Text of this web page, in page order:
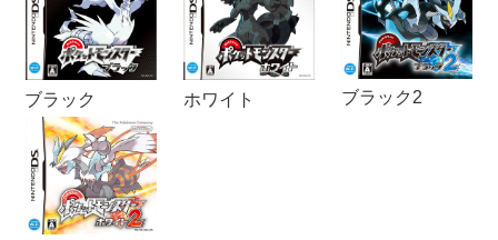
ブラック ホワイト ブラック2